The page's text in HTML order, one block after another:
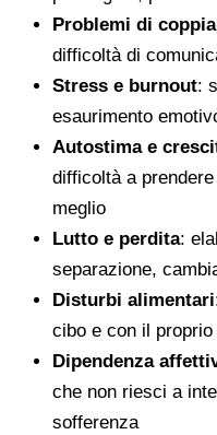
Problemi di coppia
difficoltà di
Stress e burnout:
esaurimento
Autostima e
difficoltà a
meglio
Lutto e perdita:
separazione,
Disturbi alimentari
cibo e con il proprio
Dipendenza
che non riesci a
sofferenza